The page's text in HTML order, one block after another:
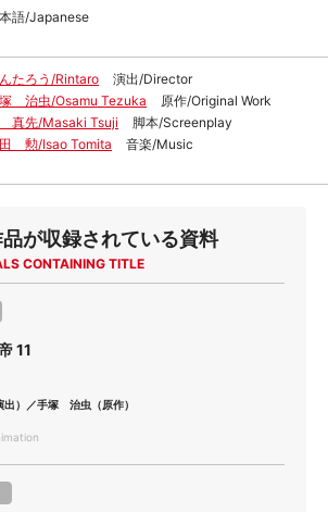
語/Japanese
たろう/Rintaro
演出/Director
治虫/Osamu Tezuka
原作/Original Work
真先/Masaki Tsuji
脚本/Screenplay
勲/Isao Tomita
音楽/Music
品が収録されている資料
CONTAINING TITLE
11
）／手塚 治虫（原作）